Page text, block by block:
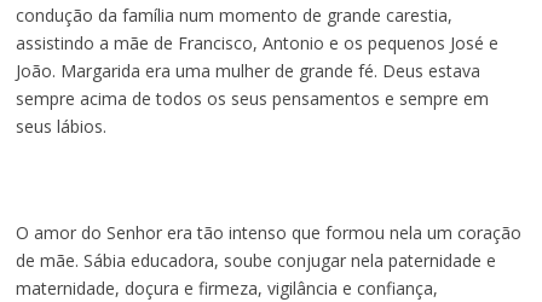
condução da família num momento de grande carestia,
assistindo a mãe de Francisco, Antonio e os pequenos José e
João. Margarida era uma mulher de grande fé. Deus estava
sempre acima de todos os seus pensamentos e sempre em
seus lábios.
O amor do Senhor era tão intenso que formou nela um coração
de mãe. Sábia educadora, soube conjugar nela paternidade e
maternidade, doçura e firmeza, vigilância e confiança,